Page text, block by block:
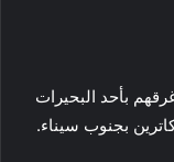
بأحد البحيرات
بجنوب سيناء.